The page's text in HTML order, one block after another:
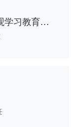
学习教育专